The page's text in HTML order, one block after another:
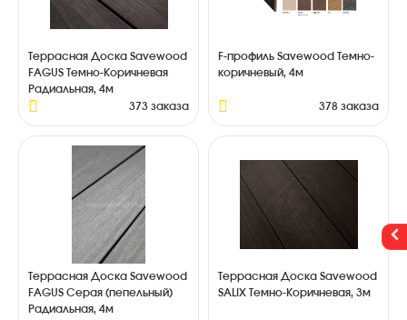
Террасная Доска Savewood
FAGUS Темно-Коричневая
Радиальная, 4м
373 заказа
F-профиль Savewood Темно-
коричневый, 4м
378 заказа
Террасная Доска Savewood
FAGUS Серая (пепельный)
Радиальная, 4м
Террасная Доска Savewood
SALIX Темно-Коричневая, 3м